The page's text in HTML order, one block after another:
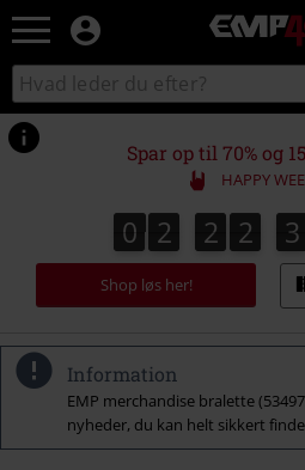
EMP
TV
Søg
sortiment
Spar op til 70% og
HAPPY
0
0 2
2 2
2 2
2 3
3
Shop løs her!
Information
EMP merchandise bralette
nyheder, du kan helt sikkert